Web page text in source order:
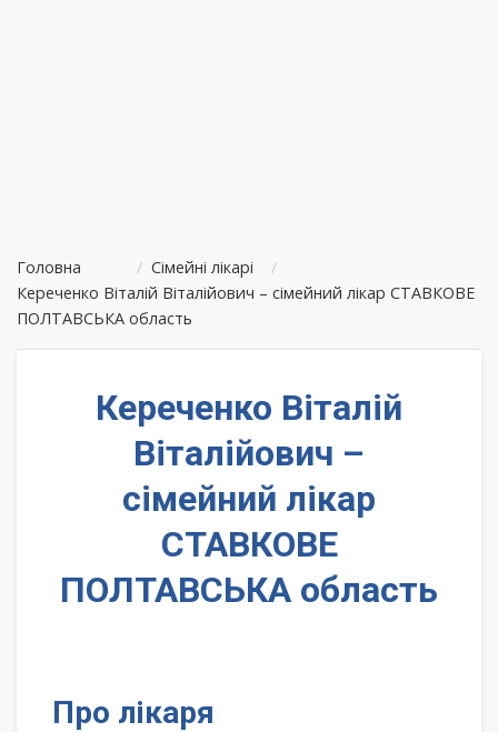
Головна / Сімейні лікарі
/
Кереченко Віталій Віталійович – сімейний лікар СТАВКОВЕ
ПОЛТАВСЬКА область
Кереченко Віталій
Віталійович –
сімейний лікар
СТАВКОВЕ
ПОЛТАВСЬКА область
Про лікаря